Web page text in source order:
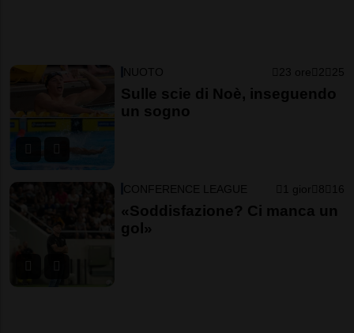
NUOTO 23 ore 2 25
Sulle scie di Noè, inseguendo
un sogno
CONFERENCE LEAGUE 1 gior 8 16
«Soddisfazione? Ci manca un
gol»